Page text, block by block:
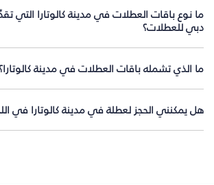
ما نوع باقات العطلات في مدينة كالوتارا التي
دبي للعطلات؟
ما الذي تشمله باقات العطلات في مدينة
هل يمكنني الحجز لعطلة في مدينة كالوتارا في